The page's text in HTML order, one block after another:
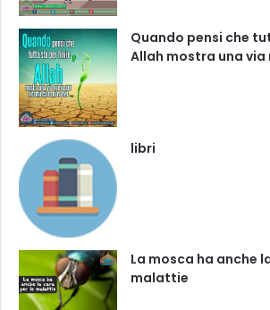
Quando pensi che
Allah mostra una via
libri
La mosca ha anche
malattie